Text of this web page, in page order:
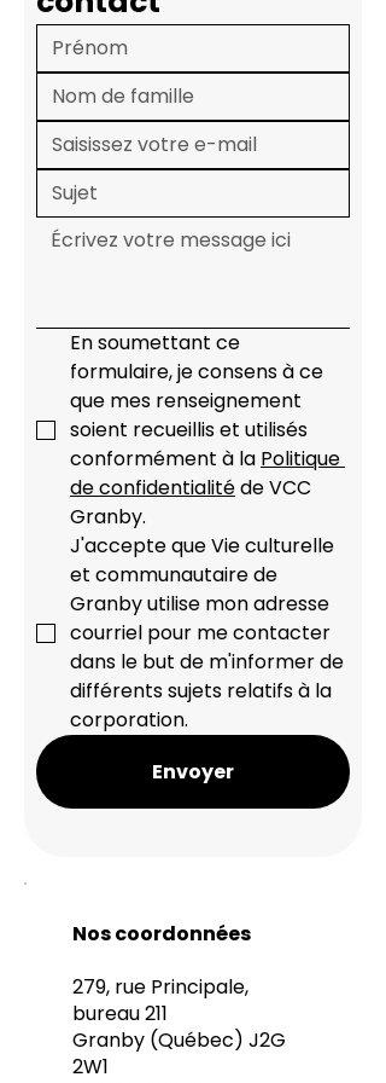
remboursement,
conformément à notre
politique, complètez le
formulaire ci-dessous. ​ Le
remboursement sera fait sur la
carte qui a servi au paiement.
Pour les autres modes de
paiement, un chèque vous sera
envoyé à l'adresse qui figure à
traitement de votre demande.
Formulaire de demande de
remboursement >
En soumettant ce
formulaire, je consens à ce
que mes renseignement
soient recueillis et utilisés
conformément à la Politique
de confidentialité de VCC
Granby.
J'accepte que Vie culturelle
et communautaire de
Granby utilise mon adresse
courriel pour me contacter
dans le but de m'informer de
différents sujets relatifs à la
corporation.
Envoyer
Nos coordonnées
279, rue Principale,
bureau 211
Granby (Québec) J2G
2W1